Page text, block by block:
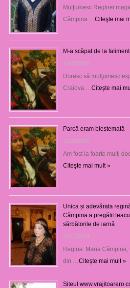
Mulţumesc Reginei
Câmpina … Citeşte mai
M-a scăpat de la
13/03/2025
Doresc să mulţumesc
Craiova … Citeşte mai
Parcă eram blestemată
12/03/2025
Am fost la foarte mulţi
Citeşte mai mult »
Unica și adevărata
Câmpina a pregătit
sărbătorile de iarnă
26/12/2023
Regina Maria Câmpina,
din … Citeşte mai mult »
Siteul